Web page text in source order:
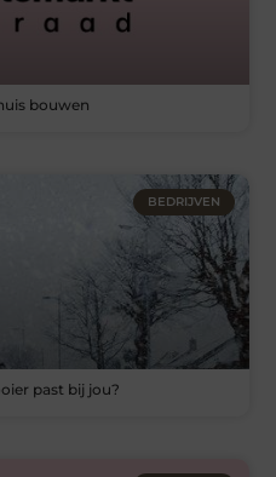
bouwen
BEDRIJVEN
past bij jou?